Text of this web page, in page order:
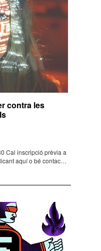
contra les
Cal inscrip­ció prèvia a
aquí o bé contac­…